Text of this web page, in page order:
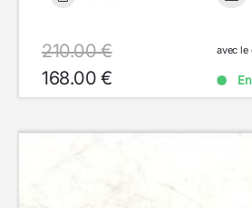
210.00 €
168.00 €
avec le